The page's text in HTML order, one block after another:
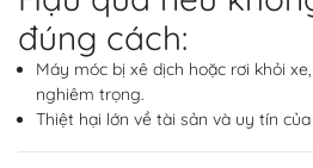
đúng cách:
Máy móc bị xê dịch hoặc rơi khỏi
nghiêm trọng.
Thiệt hại lớn về tài sản và uy tín